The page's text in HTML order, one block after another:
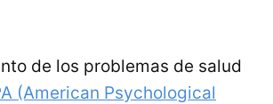
de los problemas de salud
(American Psychological